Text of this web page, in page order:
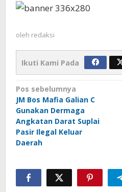
oleh redaksi
Ikuti Kami Pada
Navigasi
pos
Pos sebelumnya
JM Bos Mafia Galian C
Gunakan Dermaga
Angkatan Darat Suplai
Pasir Ilegal Keluar
Daerah